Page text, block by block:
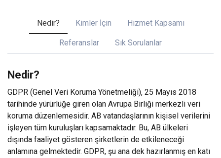
Nedir? Kimler İçin Hizmet Kapsamı
Referanslar Sık Sorulanlar
Nedir?
GDPR (Genel Veri Koruma Yönetmeliği), 25 Mayıs 2018
tarihinde yürürlüğe giren olan Avrupa Birliği merkezli veri
koruma düzenlemesidir. AB vatandaşlarının kişisel verilerini
işleyen tüm kuruluşları kapsamaktadır. Bu, AB ülkeleri
dışında faaliyet gösteren şirketlerin de etkileneceği
anlamına gelmektedir. GDPR, şu ana dek hazırlanmış en katı